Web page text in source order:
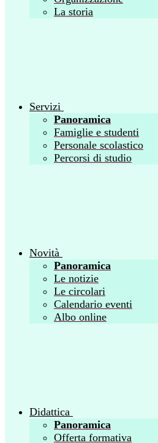
La storia
Servizi
Panoramica
Famiglie e studenti
Personale scolastico
Percorsi di studio
Novità
Panoramica
Le notizie
Le circolari
Calendario eventi
Albo online
Didattica
Panoramica
Offerta formativa